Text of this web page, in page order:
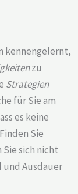
kennengelernt,
zu
Strategien
für Sie am
es keine
Sie
sich nicht
Ausdauer